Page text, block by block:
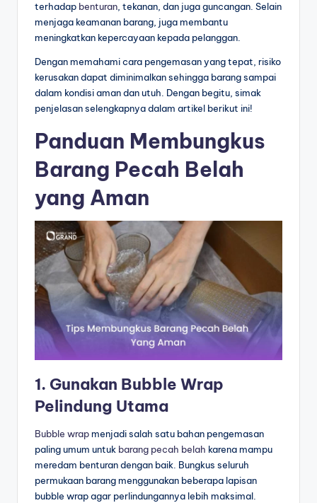
terhadap benturan, tekanan, dan juga guncangan. Selain
menjaga keamanan barang, juga membantu
meningkatkan kepercayaan kepada pelanggan.
Dengan memahami cara pengemasan yang tepat, risiko
kerusakan dapat diminimalkan sehingga barang sampai
dalam kondisi aman dan utuh. Dengan begitu, simak
penjelasan selengkapnya dalam artikel berikut ini!
Panduan Membungkus
Barang Pecah Belah
yang Aman
1. Gunakan Bubble Wrap
Pelindung Utama
Bubble wrapmenjadi salah satu bahan pengemasan
paling umum untuk barang pecah belah karena mampu
meredam benturan dengan baik. Bungkus seluruh
permukaan barang menggunakan beberapa lapisan
bubble wrap agar perlindungannya lebih maksimal.